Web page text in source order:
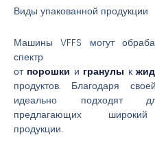
Виды упакованной продукции
Машины VFFS могут
спектр
от порошки и гранулы к
продуктов. Благодаря
идеально подходят
предлагающих
продукции.